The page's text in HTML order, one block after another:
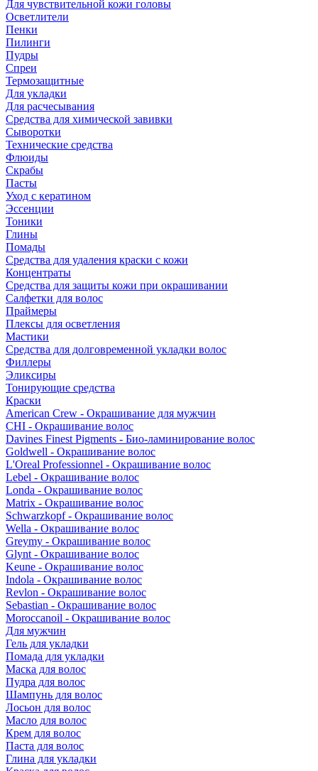
Для чувствительной кожи головы
Осветлители
Пенки
Пилинги
Пудры
Спреи
Термозащитные
Для укладки
Для расчесывания
Средства для химической завивки
Сыворотки
Технические средства
Флюиды
Скрабы
Пасты
Уход с кератином
Эссенции
Тоники
Глины
Помады
Средства для удаления краски с кожи
Концентраты
Средства для защиты кожи при окрашивании
Салфетки для волос
Праймеры
Плексы для осветления
Мастики
Средства для долговременной укладки волос
Филлеры
Эликсиры
Тонирующие средства
Краски
American Crew - Окрашивание для мужчин
CHI - Окрашивание волос
Davines Finest Pigments - Био-ламинирование волос
Goldwell - Окрашивание волос
L'Oreal Professionnel - Окрашивание волос
Lebel - Окрашивание волос
Londa - Окрашивание волос
Matrix - Окрашивание волос
Schwarzkopf - Окрашивание волос
Wella - Окрашивание волос
Greymy - Окрашивание волос
Glynt - Окрашивание волос
Keune - Окрашивание волос
Indola - Окрашивание волос
Revlon - Окрашивание волос
Sebastian - Окрашивание волос
Moroccanoil - Окрашивание волос
Для мужчин
Гель для укладки
Помада для укладки
Маска для волос
Пудра для волос
Шампунь для волос
Лосьон для волос
Масло для волос
Крем для волос
Паста для волос
Глина для укладки